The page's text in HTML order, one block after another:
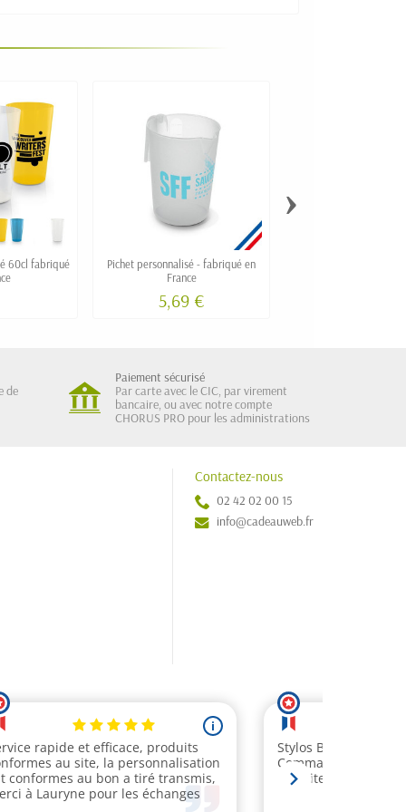
60cl fabriqué
Pichet personnalisé - fabriqué en
France
5,69 €
›
de
Paiement sécurisé
Par carte avec le CIC, par virement
bancaire, ou avec notre compte
CHORUS PRO pour les administrations
Contactez-nous
02 42 02 00 15
info@cadeauweb.fr